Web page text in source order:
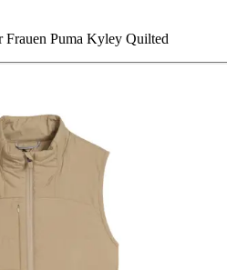
Frauen Puma Kyley Quilted